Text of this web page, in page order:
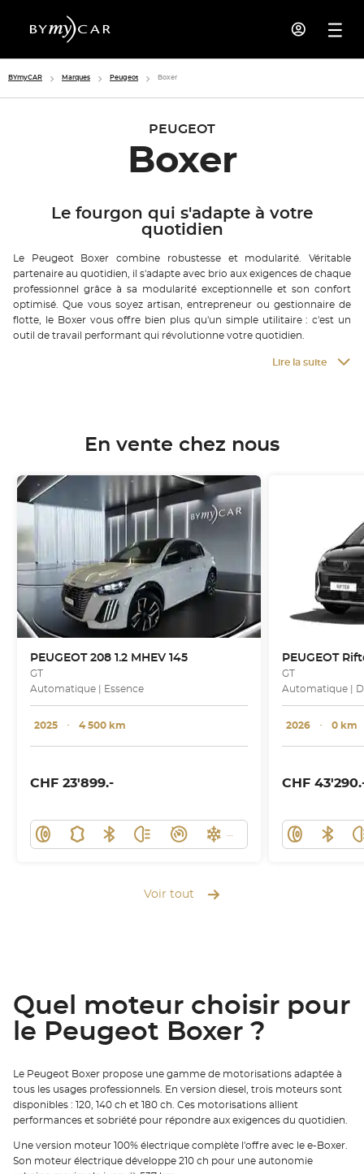
BYmyCAR Marques Peugeot Boxer
PEUGEOT
Boxer
Le fourgon qui s'adapte à votre
quotidien
Le Peugeot Boxer combine robustesse et modularité. Véritable
partenaire au quotidien, il s'adapte avec brio aux exigences de chaque
professionnel grâce à sa modularité exceptionnelle et son confort
optimisé. Que vous soyez artisan, entrepreneur ou gestionnaire de
flotte, le Boxer vous offre bien plus qu'un simple utilitaire : c'est un
outil de travail performant qui révolutionne votre quotidien.
Lire la suite
En vente chez nous
PEUGEOT 208 1.2 MHEV 145
GT
Automatique | Essence
2025 ･ 4 500 km
CHF 23'899.-
PEUGEOT
GT
Automatique |
2026 ･ 0 km
CHF
Voir tout
Quel moteur choisir pour
le Peugeot Boxer ?
Le Peugeot Boxer propose une gamme de motorisations adaptée à
tous les usages professionnels. En version diesel, trois moteurs sont
disponibles : 120, 140 ch et 180 ch. Ces motorisations allient
performances et sobriété pour répondre aux exigences du quotidien.
Une version moteur 100% électrique complète l'offre avec le e-Boxer.
Son moteur électrique développe 210 ch pour une autonomie